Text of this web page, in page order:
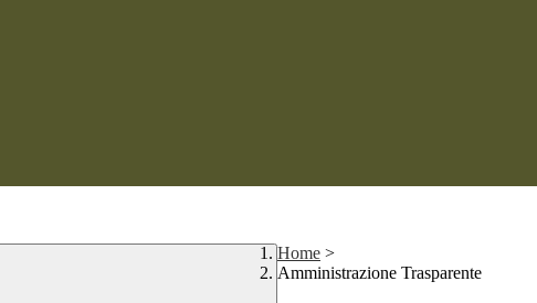
Home >
Amministrazione Trasparente